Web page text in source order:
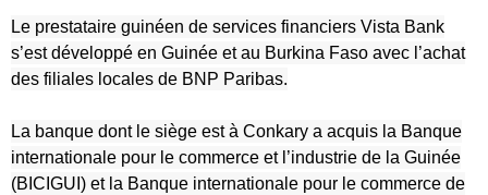
Le prestataire guinéen de services financiers Vista Bank
s’est développé en Guinée et au Burkina Faso avec l’achat
des filiales locales de BNP Paribas.
La banque dont le siège est à Conkary a acquis la Banque
internationale pour le commerce et l’industrie de la Guinée
(BICIGUI) et la Banque internationale pour le commerce de